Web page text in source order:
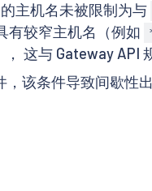
的主机名未被限制为与
有较窄主机名（例如
， 这与 Gateway API
，该条件导致间歇性